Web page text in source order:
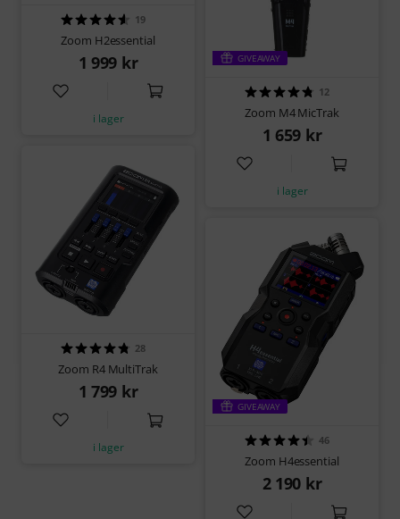
19
Zoom H2essential
1 999 kr
i lager
GIVEAWAY
12
Zoom M4 MicTrak
1 659 kr
i lager
28
Zoom R4 MultiTrak
1 799 kr
i lager
GIVEAWAY
46
Zoom H4essential
2 190 kr